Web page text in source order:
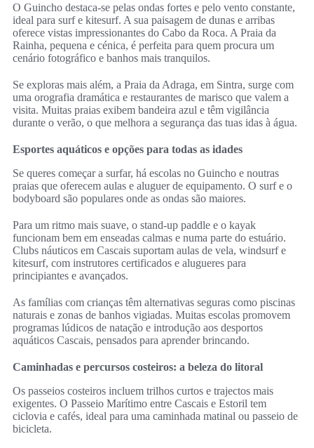
O Guincho destaca‑se pelas ondas fortes e pelo vento constante,
ideal para surf e kitesurf. A sua paisagem de dunas e arribas
oferece vistas impressionantes do Cabo da Roca. A Praia da
Rainha, pequena e cénica, é perfeita para quem procura um
cenário fotográfico e banhos mais tranquilos.
Se exploras mais além, a Praia da Adraga, em Sintra, surge com
uma orografia dramática e restaurantes de marisco que valem a
visita. Muitas praias exibem bandeira azul e têm vigilância
durante o verão, o que melhora a segurança das tuas idas à água.
Esportes aquáticos e opções para todas as idades
Se queres começar a surfar, há escolas no Guincho e noutras
praias que oferecem aulas e aluguer de equipamento. O surf e o
bodyboard são populares onde as ondas são maiores.
Para um ritmo mais suave, o stand‑up paddle e o kayak
funcionam bem em enseadas calmas e numa parte do estuário.
Clubs náuticos em Cascais suportam aulas de vela, windsurf e
kitesurf, com instrutores certificados e alugueres para
principiantes e avançados.
As famílias com crianças têm alternativas seguras como piscinas
naturais e zonas de banhos vigiadas. Muitas escolas promovem
programas lúdicos de natação e introdução aos desportos
aquáticos Cascais, pensados para aprender brincando.
Caminhadas e percursos costeiros: a beleza do litoral
Os passeios costeiros incluem trilhos curtos e trajectos mais
exigentes. O Passeio Marítimo entre Cascais e Estoril tem
ciclovia e cafés, ideal para uma caminhada matinal ou passeio de
bicicleta.